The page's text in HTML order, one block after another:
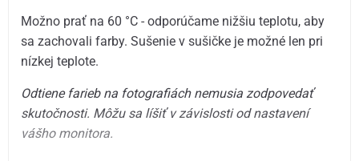
Možno prať na 60 °C - odporúčame nižšiu teplotu, aby
sa zachovali farby. Sušenie v sušičke je možné len pri
nízkej teplote.
Odtiene farieb na fotografiách nemusia zodpovedať
skutočnosti. Môžu sa líšiť v závislosti od nastavení
vášho monitora.